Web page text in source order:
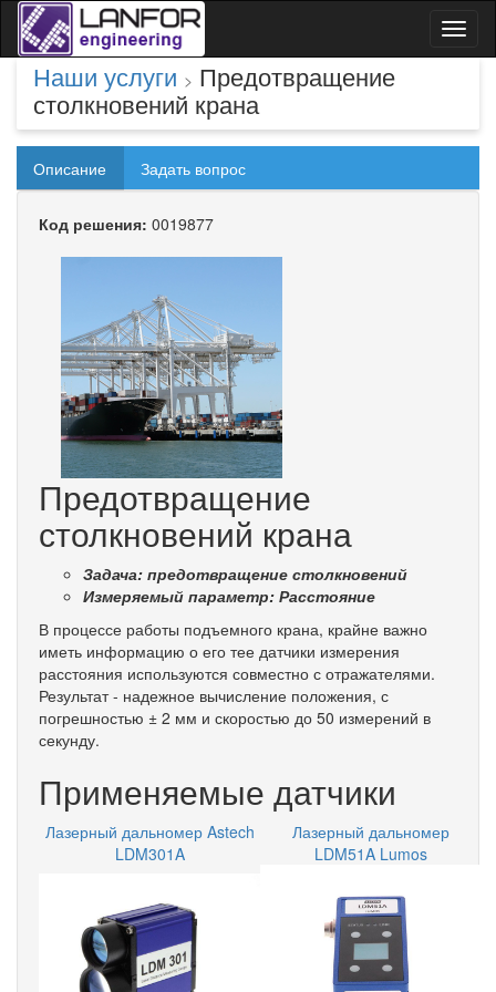
Наши услуги > Предотвращение
столкновений крана
Описание Задать вопрос
Код решения: 0019877
Предотвращение
столкновений крана
Задача: предотвращение столкновений
Измеряемый параметр: Расстояние
В процессе работы подъемного крана, крайне важно
иметь информацию о его тее датчики измерения
расстояния используются совместно с отражателями.
Результат - надежное вычисление положения, с
погрешностью ± 2 мм и скоростью до 50 измерений в
секунду.
Применяемые датчики
Лазерный дальномер Astech
LDM301A
Лазерный дальномер
LDM51A Lumos